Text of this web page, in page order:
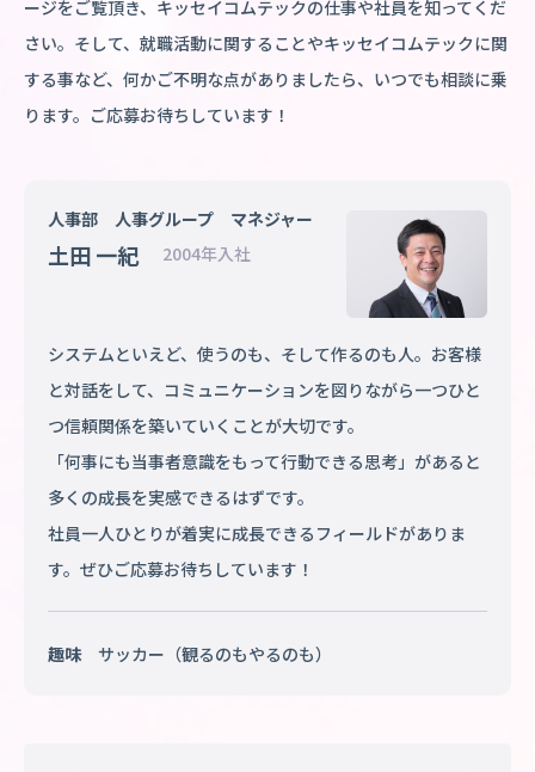
ージをご覧頂き、キッセイコムテックの仕事や社員を知ってくだ
さい。そして、就職活動に関することやキッセイコムテックに関
する事など、何かご不明な点がありましたら、いつでも相談に乗
ります。ご応募お待ちしています！
人事部 人事グループ マネジャー
土田 一紀 2004年入社
システムといえど、使うのも、そして作るのも人。お客様
と対話をして、コミュニケーションを図りながら一つひと
つ信頼関係を築いていくことが大切です。
「何事にも当事者意識をもって行動できる思考」があると
多くの成長を実感できるはずです。
社員一人ひとりが着実に成長できるフィールドがありま
す。ぜひご応募お待ちしています！
趣味サッカー（観るのもやるのも）